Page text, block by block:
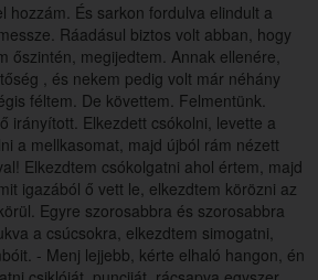
hozzám. És sarkon fordulva elindult a
Ráadásul biztos volt abban, hogy
őszintén, megijedtem. Annak ellenére,
, és nekem pedig volt már néhány
féltem. De követtem. Felmentünk.
irányított. Elkezdett csókolni, levette a
a mellkasomat, majd újból rám nézett
Elkezdtem csókolgatni ahol értem, majd
igazából ő vett le, elkezdtem körözni az
Egyre szorosabbra és szorosabbra
a csúcsokra, elkezdtem simogatni,
- Menj lejjebb, kérte elhaló hangon, én